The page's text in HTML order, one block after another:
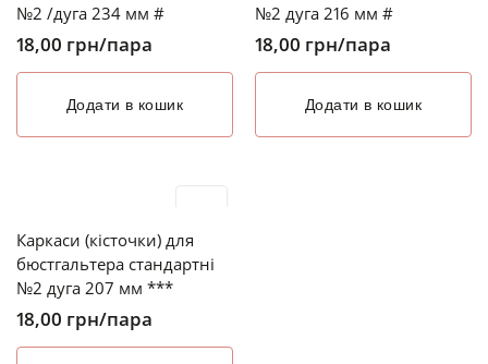
№2 /дуга 234 мм #
18,00 грн/пара
Додати в кошик
№2 дуга 216 мм #
18,00 грн/пара
Додати в кошик
Каркаси (кісточки) для
бюстгальтера стандартні
№2 дуга 207 мм ***
18,00 грн/пара